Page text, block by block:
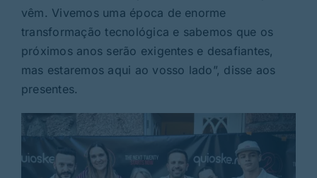
vêm. Vivemos uma época de enorme
transformação tecnológica e sabemos que os
próximos anos serão exigentes e desafiantes,
mas estaremos aqui ao vosso lado”, disse aos
presentes.